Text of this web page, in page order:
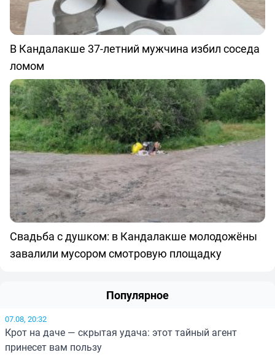
В Кандалакше 37-летний мужчина избил соседа
ломом
Свадьба с душком: в Кандалакше молодожёны
завалили мусором смотровую площадку
Популярное
07.08, 20:32
Крот на даче — скрытая удача: этот тайный агент
принесет вам пользу